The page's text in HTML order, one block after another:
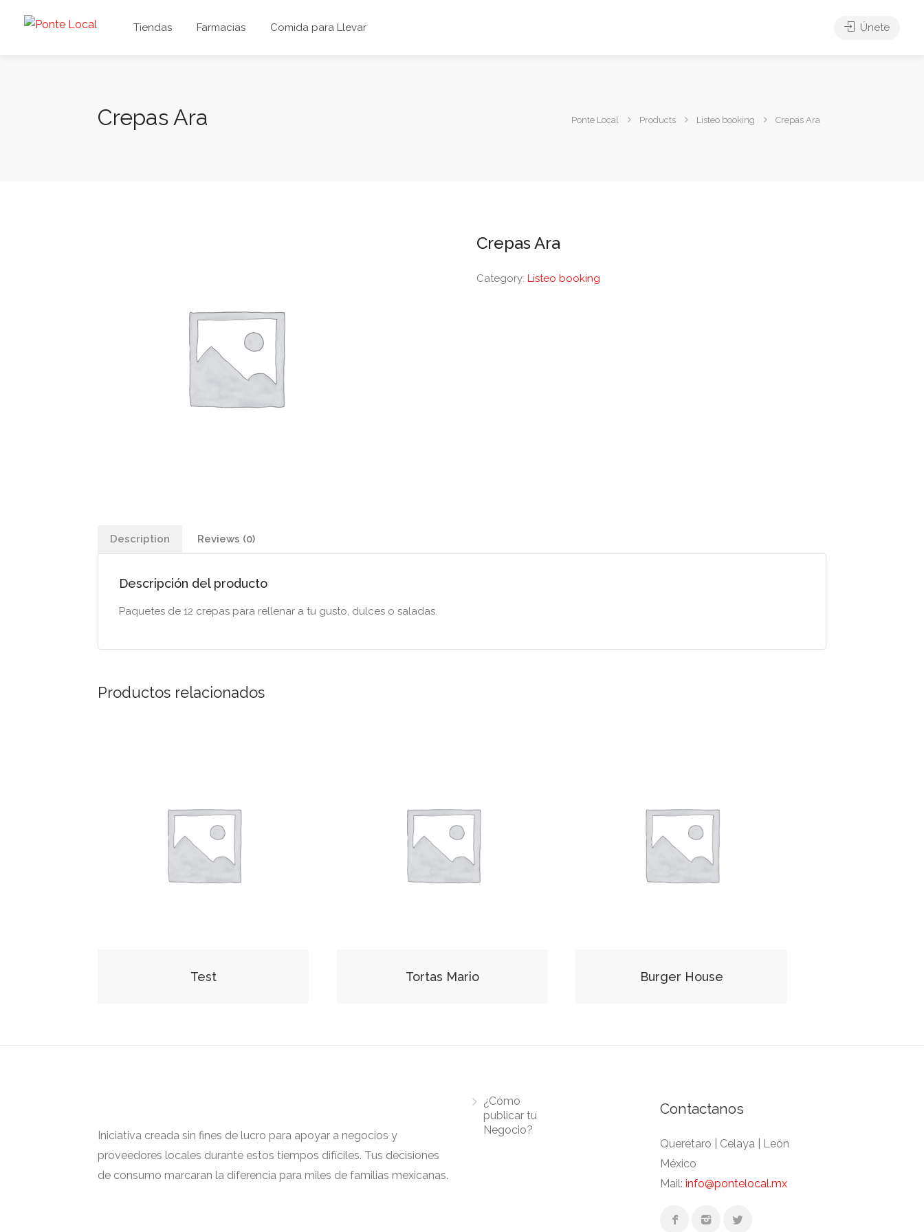
Tiendas Farmacias Comida para Llevar Únete
Crepas Ara Ponte Local Products Listeo booking Crepas Ara
Crepas Ara
Category:Listeo booking
Description Reviews (0)
Descripción del producto
Paquetes de 12 crepas para rellenar a tu gusto, dulces o saladas.
Productos relacionados
Test Tortas Mario Burger House
Iniciativa creada sin fines de lucro para apoyar a negocios y
proveedores locales durante estos tiempos difíciles. Tus decisiones
de consumo marcaran la diferencia para miles de familias mexicanas.
¿Cómo
publicar tu
Negocio?
Contactanos
Queretaro | Celaya | León
México
Mail: info@pontelocal.mx